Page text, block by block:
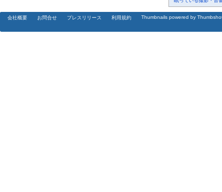
会社概要 お問合せ プレスリリース 利用規約 Thumbnails powered by